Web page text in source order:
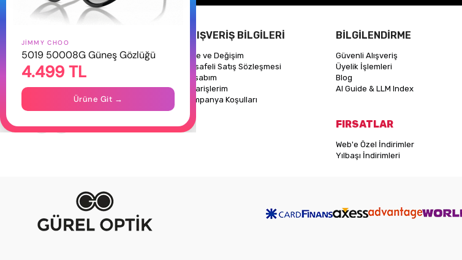
Hakkımızda
Gizlilik Politikası
İletişim
Mağazalarımız
Takipte Kal
ALIŞVERİŞ BİLGİLERİ
İade ve Değişim
Mesafeli Satış Sözleşmesi
Hesabım
Siparişlerim
Kampanya Koşulları
BİLGİLENDİRME
Güvenli Alışveriş
Üyelik İşlemleri
Blog
AI Guide & LLM Index
FIRSATLAR
Web'e Özel İndirimler
Yılbaşı İndirimleri
JIMMY CHOO
5019 50008G Güneş Gözlüğü
4.499 TL
Ürüne Git →